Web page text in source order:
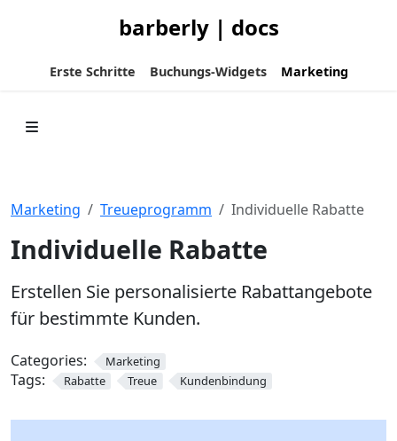
barberly | docs
Erste Schritte Buchungs-Widgets Marketing
Marketing Treueprogramm Individuelle Rabatte
Individuelle Rabatte
Erstellen Sie personalisierte Rabattangebote
für bestimmte Kunden.
Categories: Marketing
Tags: Rabatte Treue Kundenbindung